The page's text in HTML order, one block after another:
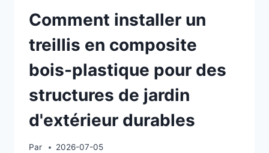
Comment installer un
treillis en composite
bois-plastique pour des
structures de jardin
d'extérieur durables
Par 2026-07-05